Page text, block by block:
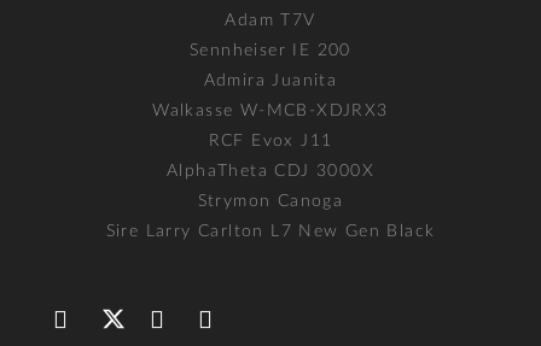
Adam T7V
Sennheiser IE 200
Admira Juanita
Walkasse W-MCB-XDJRX3
RCF Evox J11
AlphaTheta CDJ 3000X
Strymon Canoga
Sire Larry Carlton L7 New Gen Black